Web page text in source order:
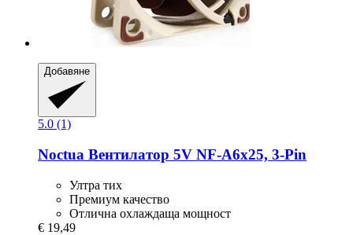
Добавяне
5.0 (1)
Noctua Вентилатор 5V NF-​A6x25, 3-​Pin
Ултра тих
Премиум качество
Отлична охлаждаща мощност
€ 19,49